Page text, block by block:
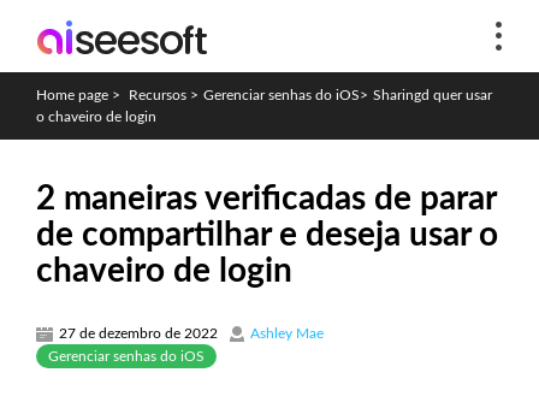
Home page > Recursos > Gerenciar senhas do iOS> Sharingd quer usar
o chaveiro de login
2 maneiras verificadas de parar
de compartilhar e deseja usar o
chaveiro de login
27 de dezembro de 2022
Ashley Mae
Gerenciar senhas do iOS